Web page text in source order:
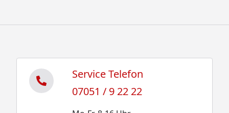
Service Telefon
07051 / 9 22 22